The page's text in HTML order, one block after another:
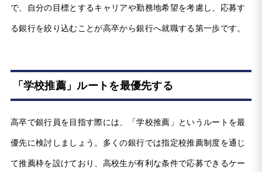
で、自分の目標とするキャリアや勤務地希望を考慮し、応募す
る銀行を絞り込むことが高卒から銀行へ就職する第一歩です。
「学校推薦」ルートを最優先する
高卒で銀行員を目指す際には、「学校推薦」というルートを最
優先に検討しましょう。多くの銀行では指定校推薦制度を通じ
て推薦枠を設けており、高校生が有利な条件で応募できるケー